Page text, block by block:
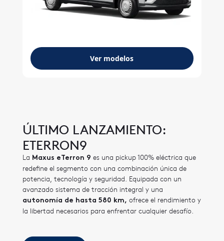
Ver modelos
ÚLTIMO LANZAMIENTO:
ETERRON9
La Maxus eTerron 9 es una pickup 100% eléctrica que
redefine el segmento con una combinación única de
potencia, tecnología y seguridad. Equipada con un
avanzado sistema de tracción integral y una
autonomía de hasta 580 km, ofrece el rendimiento y
la libertad necesarios para enfrentar cualquier desafío.